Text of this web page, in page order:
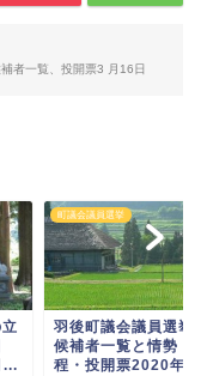
者一覧、投開票3 月16日
...
町議会議員選挙
羽後町議会議員選挙
候補者一覧と情勢｜
程・投開票2020年3